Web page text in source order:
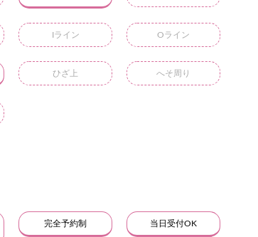
Iライン Oライン
ひざ上 へそ周り
完全予約制 当日受付OK